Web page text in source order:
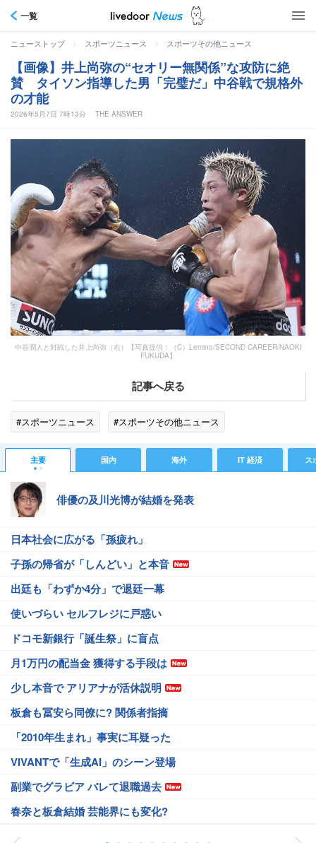
一覧
ニューストップ > スポーツニュース > スポーツその他ニュース
【画像】井上尚弥の“セオリー無関係”な攻防に絶
賛 タイソン指導した男「完璧だ」中谷戦で規格外
の才能
2026年5月7日 7時13分 THE ANSWER
中谷潤人と対戦した井上尚弥（右）【写真提供：（C）Lemino/SECOND CAREER/NAOKI
FUKUDA】
記事へ戻る
#スポーツニュース #スポーツその他ニュース
主要 国内 海外 IT 経済 ス
俳優の及川光博が結婚を発表
日本社会に広がる「孫疲れ」
子孫の帰省が「しんどい」と本音
出廷も「わずか4分」で退廷一幕
使いづらい セルフレジに戸惑い
ドコモ新銀行「誕生祭」に盲点
月1万円の配当金 獲得する手段は
少し本音で アリアナが活休説明
板倉も冨安ら同僚に? 関係者指摘
「2010年生まれ」事実に耳疑った
VIVANTで「生成AI」のシーン登場
副業でグラビア バレて退職過去
春奈と板倉結婚 芸能界にも変化?